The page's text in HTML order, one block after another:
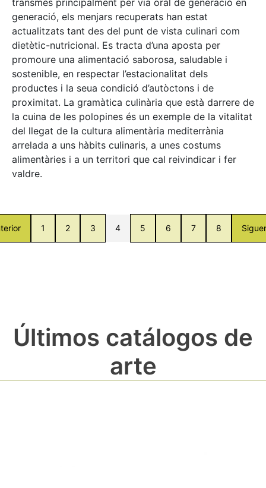
generació, els menjars recuperats han estat
actualitzats tant des del punt de vista culinari com
dietètic-nutricional. Es tracta d’una aposta per
promoure una alimentació saborosa, saludable i
sostenible, en respectar l’estacionalitat dels
productes i la seua condició d’autòctons i de
proximitat. La gramàtica culinària que està darrere de
la cuina de les polopines és un exemple de la vitalitat
del llegat de la cultura alimentària mediterrània
arrelada a uns hàbits culinaris, a unes costums
alimentàries i a un territori que cal reivindicar i fer
valdre.
1 2 3 4 5 6 7 8
Últimos catálogos de
arte